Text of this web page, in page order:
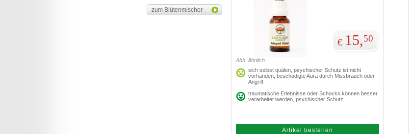
zum Blütenmischer
Abb. ähnlich
€ 15,50
sich selbst quälen, psychischer Schutz ist nicht
vorhanden, beschädigte Aura durch Missbrauch oder
Angriff
traumatische Erlebnisse oder Schocks können besser
verarbeitet werden, psychischer Schutz
Artikel bestellen